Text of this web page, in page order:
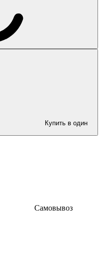
Купить в один
Самовывоз